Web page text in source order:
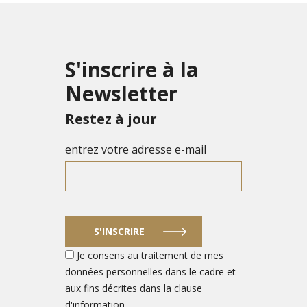
S'inscrire à la
Newsletter
Restez à jour
entrez votre adresse e-mail
S'INSCRIRE
Je consens au traitement de mes
données personnelles dans le cadre et
aux fins décrites dans la clause